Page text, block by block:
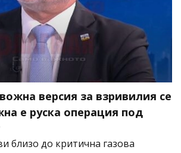
версия за взривилия се
е руска операция под
близо до критична газова